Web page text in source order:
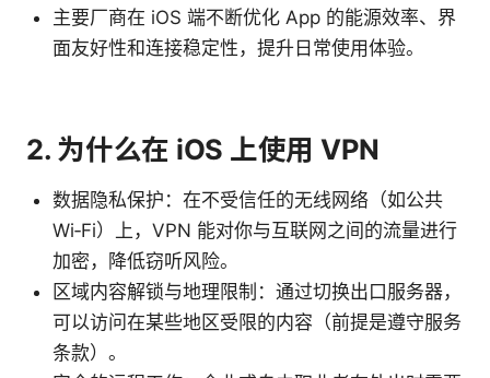
主要厂商在 iOS 端不断优化 App 的能源效率、界
面友好性和连接稳定性，提升日常使用体验。
2. 为什么在 iOS 上使用 VPN
数据隐私保护：在不受信任的无线网络（如公共
Wi‑Fi）上，VPN 能对你与互联网之间的流量进行
加密，降低窃听风险。
区域内容解锁与地理限制：通过切换出口服务器，
可以访问在某些地区受限的内容（前提是遵守服务
条款）。